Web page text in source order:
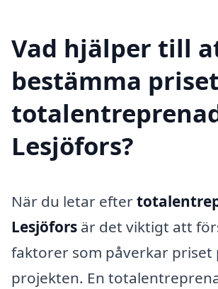
Vad hjälper till
bestämma
Lesjöfors?
När du letar efter
Lesjöfors är det viktigt att
faktorer som påverkar priset
projekten. En